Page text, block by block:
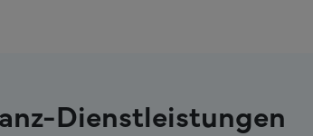
Dienstleistungen